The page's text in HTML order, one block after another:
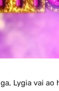
Lygia vai ao